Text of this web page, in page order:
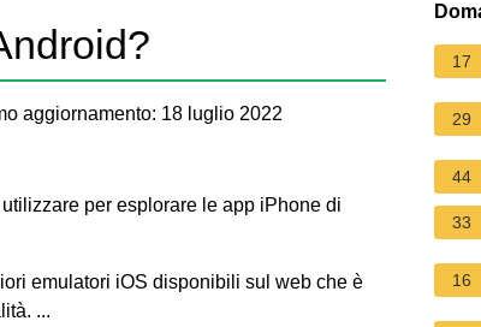
aggiornamento: 18 luglio 2022
per esplorare le app iPhone di
emulatori iOS disponibili sul web che è
...
17
29
44
33
16